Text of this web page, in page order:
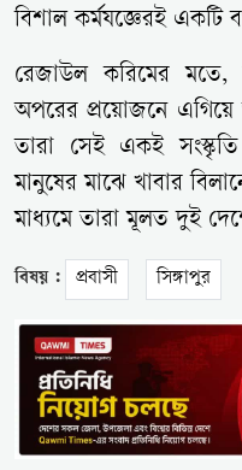
বিশাল কর্মযজ্ঞেরই একটি
রেজাউল করিমের মতে,
অপরের প্রয়োজনে
তারা সেই একই
মানুষের মাঝে খাবার
মাধ্যমে তারা মূলত দুই
বিষয় : প্রবাসী সিঙ্গাপুর